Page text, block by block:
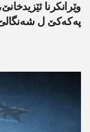
وێرانکرنا
پەکەکێ ل